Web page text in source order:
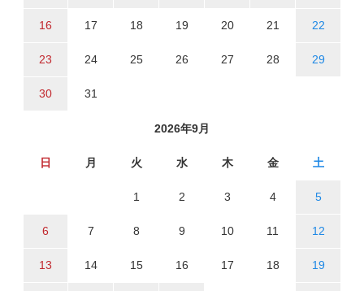
16 17 18 19 20 21 22
23 24 25 26 27 28 29
30 31
2026年9月
日 月 火 水 木 金 土
1 2 3 4 5
6 7 8 9 10 11 12
13 14 15 16 17 18 19